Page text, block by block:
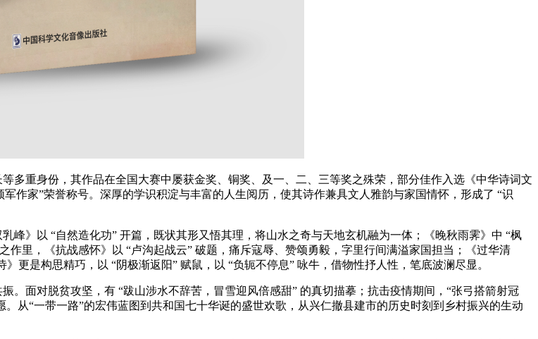
多重身份，其作品在全国大赛中屡获金奖、铜奖、及一、二、三等奖之殊荣，部分佳作入选《中华诗词文
作家”荣誉称号。深厚的学识积淀与丰富的人生阅历，使其诗作兼具文人雅韵与家国情怀，形成了 “识
峰》以 “自然造化功” 开篇，既状其形又悟其理，将山水之奇与天地玄机融为一体；《晚秋雨霁》中 “枫
里，《抗战感怀》以 “卢沟起战云” 破题，痛斥寇辱、赞颂勇毅，字里行间满溢家国担当；《过华清
更是构思精巧，以 “阴极渐返阳” 赋鼠，以 “负轭不停息” 咏牛，借物性抒人性，笔底波澜尽显。
。面对脱贫攻坚，有 “跋山涉水不辞苦，冒雪迎风倍感甜” 的真切描摹；抗击疫情期间，“张弓搭箭射冠
从“一带一路”的宏伟蓝图到共和国七十华诞的盛世欢歌，从兴仁撤县建市的历史时刻到乡村振兴的生动